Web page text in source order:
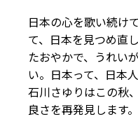
日本の心を歌い続け
て、日本を見つめ直し
たおやかで、うれい
い。日本って、日本
石川さゆりはこの秋
良さを再発見します。